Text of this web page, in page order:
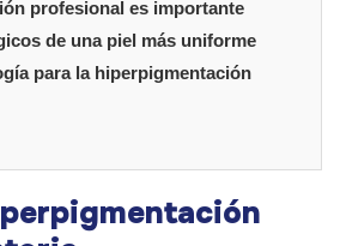
profesional es importante
de una piel más uniforme
para la hiperpigmentación